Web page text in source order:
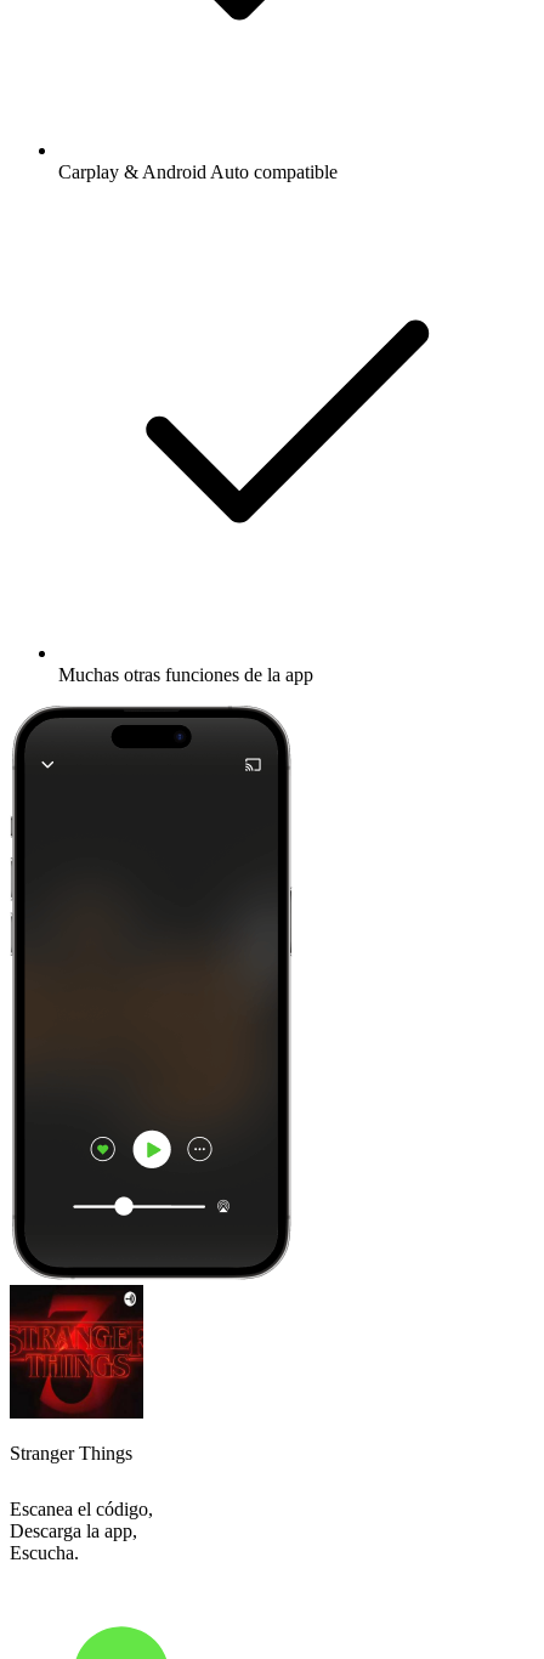
Carplay & Android Auto compatible
Muchas otras funciones de la app
Stranger Things
Escanea el código,
Descarga la app,
Escucha.